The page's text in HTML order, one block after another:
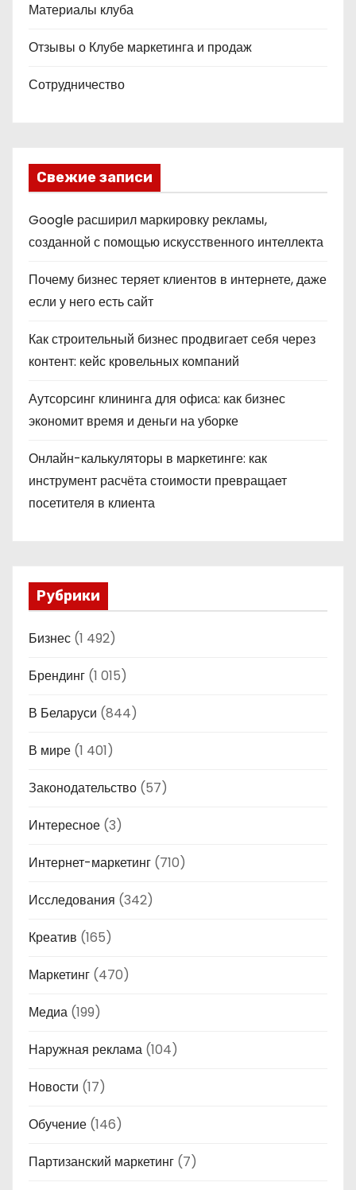
Материалы клуба
Отзывы о Клубе маркетинга и продаж
Сотрудничество
Свежие записи
Google расширил маркировку рекламы,
созданной с помощью искусственного интеллекта
Почему бизнес теряет клиентов в интернете, даже
если у него есть сайт
Как строительный бизнес продвигает себя через
контент: кейс кровельных компаний
Аутсорсинг клининга для офиса: как бизнес
экономит время и деньги на уборке
Онлайн-калькуляторы в маркетинге: как
инструмент расчёта стоимости превращает
посетителя в клиента
Рубрики
Бизнес (1 492)
Брендинг (1 015)
В Беларуси (844)
В мире (1 401)
Законодательство (57)
Интересное (3)
Интернет-маркетинг (710)
Исследования (342)
Креатив (165)
Маркетинг (470)
Медиа (199)
Наружная реклама (104)
Новости (17)
Обучение (146)
Партизанский маркетинг (7)